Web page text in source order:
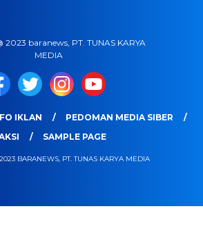
2023 baranews, PT. TUNAS KARYA
MEDIA
IKLAN
PEDOMAN MEDIA SIBER
SAMPLE PAGE
BARANEWS, PT. TUNAS KARYA MEDIA